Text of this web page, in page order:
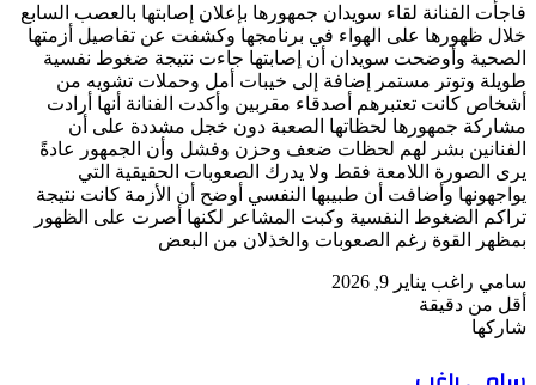
فاجأت الفنانة لقاء سويدان جمهورها بإعلان إصابتها بالعصب السابع
خلال ظهورها على الهواء في برنامجها وكشفت عن تفاصيل أزمتها
الصحية وأوضحت سويدان أن إصابتها جاءت نتيجة ضغوط نفسية
طويلة وتوتر مستمر إضافة إلى خيبات أمل وحملات تشويه من
أشخاص كانت تعتبرهم أصدقاء مقربين وأكدت الفنانة أنها أرادت
مشاركة جمهورها لحظاتها الصعبة دون خجل مشددة على أن
الفنانين بشر لهم لحظات ضعف وحزن وفشل وأن الجمهور عادةً
يرى الصورة اللامعة فقط ولا يدرك الصعوبات الحقيقية التي
يواجهونها وأضافت أن طبيبها النفسي أوضح أن الأزمة كانت نتيجة
تراكم الضغوط النفسية وكبت المشاعر لكنها أصرت على الظهور
بمظهر القوة رغم الصعوبات والخذلان من البعض
سامي راغب أرسل
بريدا
يناير 9, 2026
أقل من دقيقة
فيسبوك
‫X
لينكدإن
بينتيريست
‫Pocket
واتساب
تيلقرام
ڤايبر
لاين
شاركها
عبر